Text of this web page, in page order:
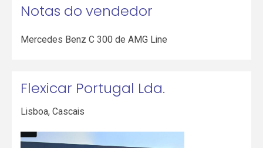
Notas do vendedor
Mercedes Benz C 300 de AMG Line
Flexicar Portugal Lda.
Lisboa,Cascais